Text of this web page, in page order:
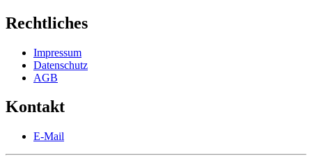
Rechtliches
Impressum
Datenschutz
AGB
Kontakt
E-Mail